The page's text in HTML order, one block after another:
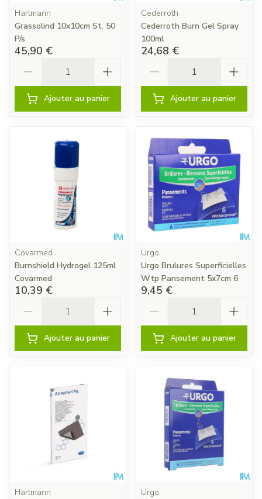
Hartmann
Grassolind 10x10cm St. 50
P/s
45,90 €
Ajouter au panier
Cederroth
Cederroth Burn Gel Spray
100ml
24,68 €
Ajouter au panier
Covarmed
Burnshield Hydrogel 125ml
Covarmed
10,39 €
Ajouter au panier
Urgo
Urgo Brulures Superficielles
Wtp Pansement 5x7cm 6
9,45 €
Ajouter au panier
Hartmann
Urgo